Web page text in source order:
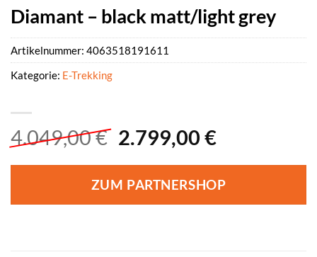
Diamant – black matt/light grey
4.049,00€ Ursprünglicher
war:
4.049,00 €
2.799,00 €Aktueller
ist:
2.799,00
ZUM PARTNERSHOP
Artikelnummer: 4063518191611
Kategorie: E-Trekking